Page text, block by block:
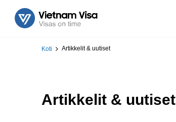
Koti Artikkelit & uutiset
Artikkelit & uutiset